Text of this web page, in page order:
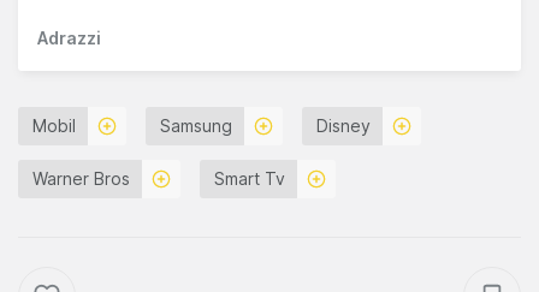
Adrazzi
Mobil Samsung Disney
Warner Bros Smart Tv